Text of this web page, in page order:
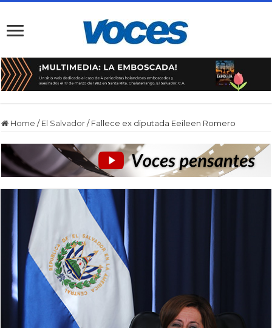
Home / El Salvador / Fallece ex diputada Eeileen Romero